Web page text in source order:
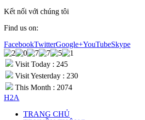
Kết nối với chúng tôi
Find us on:
FacebookTwitterGoogle+YouTubeSkype
Visit Today : 245
Visit Yesterday : 230
This Month : 2074
H2A
TRANG CHỦ